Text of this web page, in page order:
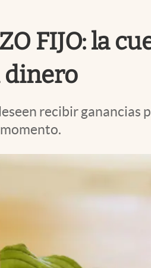
FIJO: la
recibir